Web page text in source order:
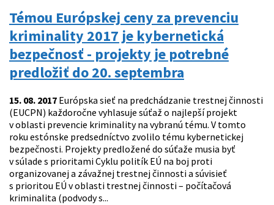
Témou Európskej ceny za prevenciu
kriminality 2017 je kybernetická
bezpečnosť - projekty je potrebné
predložiť do 20. septembra
15. 08. 2017 Európska sieť na predchádzanie trestnej činnosti
(EUCPN) každoročne vyhlasuje súťaž o najlepší projekt
v oblasti prevencie kriminality na vybranú tému. V tomto
roku estónske predsedníctvo zvolilo tému kybernetickej
bezpečnosti. Projekty predložené do súťaže musia byť
v súlade s prioritami Cyklu politík EÚ na boj proti
organizovanej a závažnej trestnej činnosti a súvisieť
s prioritou EÚ v oblasti trestnej činnosti – počítačová
kriminalita (podvody s...